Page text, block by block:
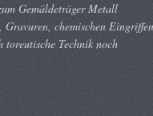
Gemäldeträger Metall
chemischen Eingriffen
toreutische Technik noch